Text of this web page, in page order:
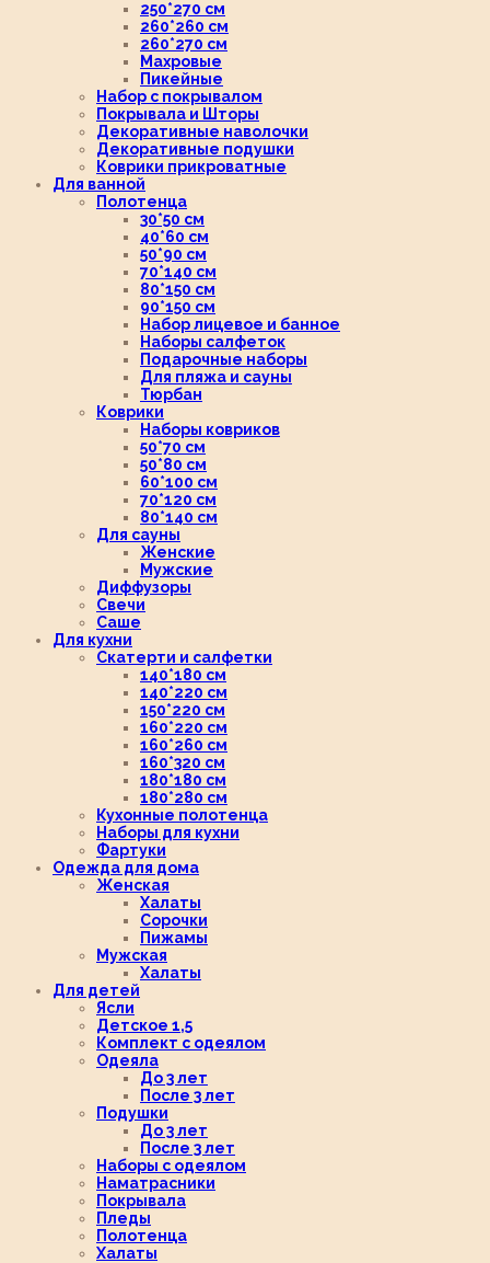
250*270 см
260*260 см
260*270 см
Махровые
Пикейные
Набор с покрывалом
Покрывала и Шторы
Декоративные наволочки
Декоративные подушки
Коврики прикроватные
Для ванной
Полотенца
30*50 см
40*60 см
50*90 см
70*140 см
80*150 см
90*150 см
Набор лицевое и банное
Наборы салфеток
Подарочные наборы
Для пляжа и сауны
Тюрбан
Коврики
Наборы ковриков
50*70 см
50*80 см
60*100 см
70*120 см
80*140 см
Для сауны
Женские
Мужские
Диффузоры
Свечи
Саше
Для кухни
Скатерти и салфетки
140*180 см
140*220 см
150*220 см
160*220 см
160*260 см
160*320 см
180*180 см
180*280 см
Кухонные полотенца
Наборы для кухни
Фартуки
Одежда для дома
Женская
Халаты
Сорочки
Пижамы
Мужская
Халаты
Для детей
Ясли
Детское 1,5
Комплект с одеялом
Одеяла
До 3 лет
После 3 лет
Подушки
До 3 лет
После 3 лет
Наборы с одеялом
Наматрасники
Покрывала
Пледы
Полотенца
Халаты